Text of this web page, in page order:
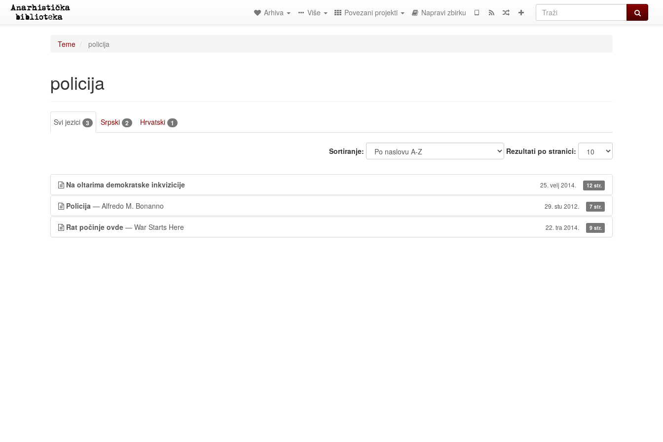
Traži
Arhiva Više Povezani projekti Napravi zbirku
Teme policija
policija
Svi jezici 3 Srpski 2 Hrvatski 1
Sortiranje: Rezultati po stranici:
Na oltarima demokratske inkvizicije 25. velj 2014. 12 str.
Policija — Alfredo M. Bonanno 29. stu 2012. 7 str.
Rat počinje ovde — War Starts Here 22. tra 2014. 9 str.